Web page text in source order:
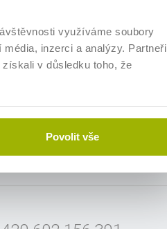
využíváme soubory
inzerci a analýzy. Partneři
v důsledku toho, že
Povolit vše
Bez omezení